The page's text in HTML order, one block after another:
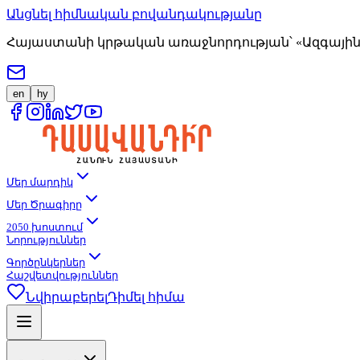
Անցնել հիմնական բովանդակությանը
Հայաստանի կրթական առաջնորդության՝ «Ազգային
en hy
Մեր մարդիկ
Մեր Ծրագիրը
2050 խոստում
Նորություններ
Գործընկերներ
Հաշվետվություններ
ՆվիրաբերելԴիմել հիմա